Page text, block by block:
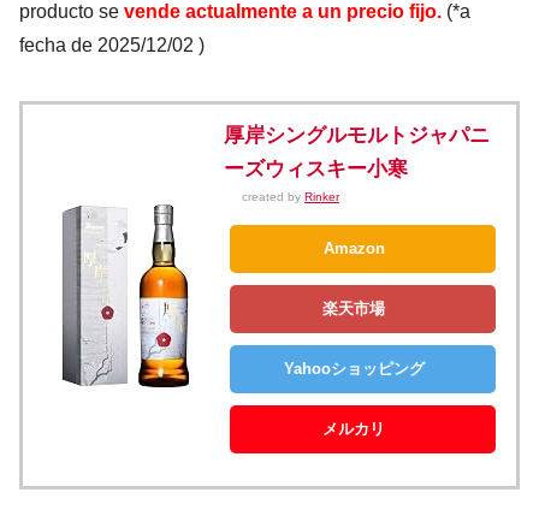
producto se vende actualmente a un precio fijo. (*a
fecha de 2025/12/02 )
厚岸シングルモルトジャパニ
ーズウィスキー小寒
created by Rinker
Amazon
楽天市場
Yahooショッピング
メルカリ